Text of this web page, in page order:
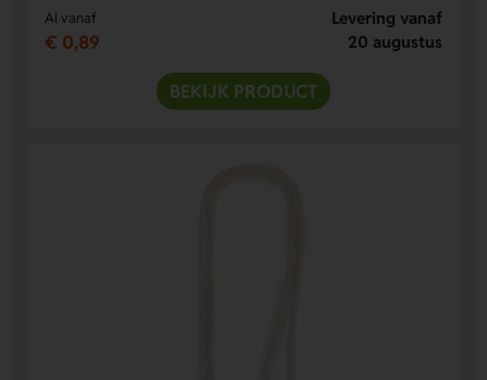
Al vanaf
€ 0,89
Levering vanaf
20 augustus
BEKIJK PRODUCT